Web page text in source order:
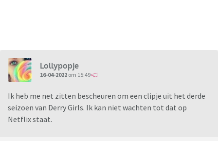
Lollypopje
16-04-2022 om 15:49
Ik heb me net zitten bescheuren om een clipje uit het derde
seizoen van Derry Girls. Ik kan niet wachten tot dat op
Netflix staat.